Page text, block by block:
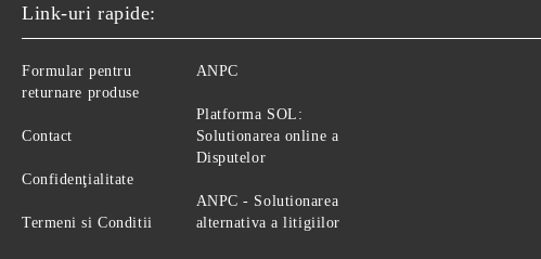
Link-uri rapide:
Formular pentru
returnare produse
Contact
Confidenţialitate
Termeni si Conditii
ANPC
Platforma SOL:
Solutionarea online a
Disputelor
ANPC - Solutionarea
alternativa a litigiilor